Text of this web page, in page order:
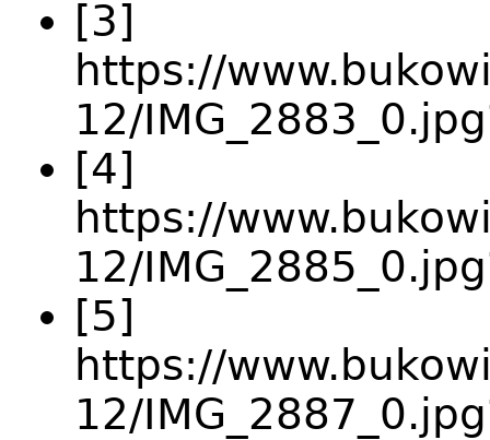
[3]
https://
12/
[4]
https://
12/
[5]
https://
12/